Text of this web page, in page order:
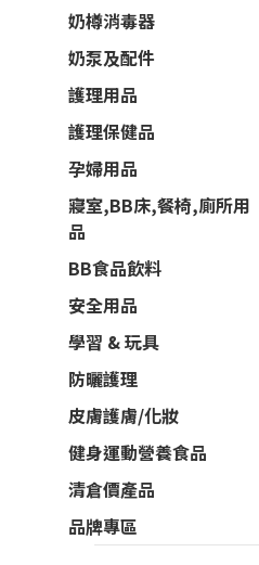
奶樽消毒器
奶泵及配件
護理用品
護理保健品
孕婦用品
寢室,BB床,餐椅,廁所用
品
BB食品飲料
安全用品
學習 & 玩具
防曬護理
皮膚護膚/化妝
健身運動營養食品
清倉價產品
品牌專區